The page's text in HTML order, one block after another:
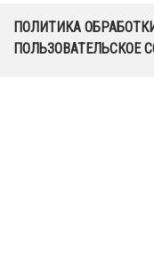
ПОЛИТИКА
ПОЛЬЗОВАТЕЛЬСКОЕ